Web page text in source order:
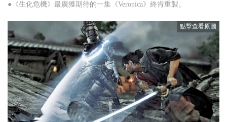
●《生化危機》最廣獲期待的一集《Veronica》終肯重製。